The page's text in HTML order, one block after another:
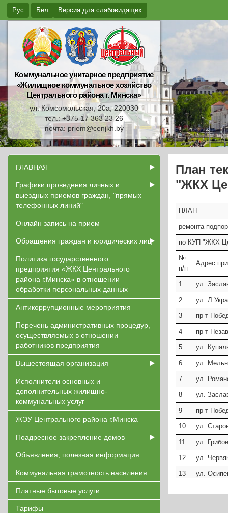
Рус Бел Версия для слабовидящих
Коммунальное унитарное предприятие
«Жилищное коммунальное хозяйство
Центрального района г. Минска»
ул. Комсомольская, 20а, 220030
тел.: +375 17 363 23 26
почта: priem@cenjkh.by
ГЛАВНАЯ
Графики проведения личных и
выездных приемов граждан, "прямых
телефонных линий"
Онлайн запись на прием
Обращения граждан и юридических лиц
Политика государственного
предприятия «ЖКХ Центрального
района г.Минска» в отношении
обработки персональных данных
Антикоррупционные мероприятия
Перечень административных процедур,
осуществляемых в отношении
работников предприятия
Вышестоящая организация
Исполнители основных и
дополнительных жилищно-
коммунальных услуг
ЖЭУ Центрального района г.Минска
Поадресное закрепление домов
Объявления, полезная информация
Коммунальная грамотность населения
Платные бытовые услуги
Тарифы
План
"ЖКХ
ПЛАН
ремонта
по КУП "ЖКХ
№
п/п
Адрес
1 ул.
2 ул.
3 пр-т
4 пр-т
5 ул.
6 ул.
7 ул.
8 ул.
9 пр-т
10 ул.
11 ул.
12 ул.
13 ул.